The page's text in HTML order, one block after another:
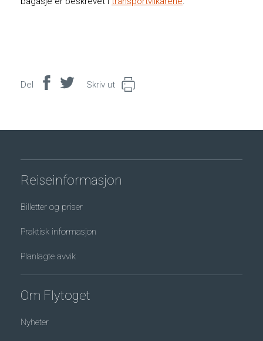
Del
Del
Skriv ut
Reiseinformasjon
Billetter og priser
Praktisk informasjon
Planlagte avvik
Om Flytoget
Nyheter